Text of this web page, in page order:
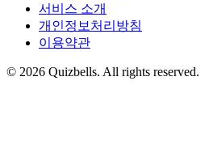
서비스 소개
개인정보처리방침
이용약관
© 2026 Quizbells. All rights reserved.